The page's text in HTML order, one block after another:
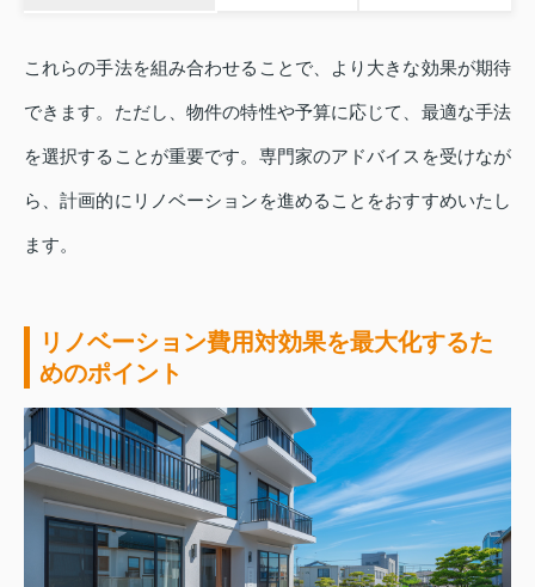
これらの手法を組み合わせることで、より大きな効果が期待
できます。ただし、物件の特性や予算に応じて、最適な手法
を選択することが重要です。専門家のアドバイスを受けなが
ら、計画的にリノベーションを進めることをおすすめいたし
ます。
リノベーション費用対効果を最大化するた
めのポイント